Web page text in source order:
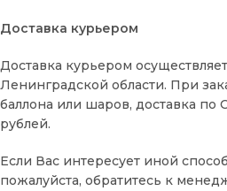
Доставка курьером
Доставка курьером
Ленинградской области. При
баллона или шаров, доставка по
рублей.
Если Вас интересует иной
пожалуйста, обратитесь к